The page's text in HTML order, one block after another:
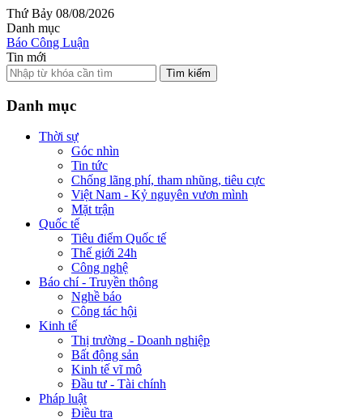
Thứ Bảy 08/08/2026
Danh mục
Báo Công Luận
Tin mới
Tìm kiếm
Danh mục
Thời sự
Góc nhìn
Tin tức
Chống lãng phí, tham nhũng, tiêu cực
Việt Nam - Kỷ nguyên vươn mình
Mặt trận
Quốc tế
Tiêu điểm Quốc tế
Thế giới 24h
Công nghệ
Báo chí - Truyền thông
Nghề báo
Công tác hội
Kinh tế
Thị trường - Doanh nghiệp
Bất động sản
Kinh tế vĩ mô
Đầu tư - Tài chính
Pháp luật
Điều tra